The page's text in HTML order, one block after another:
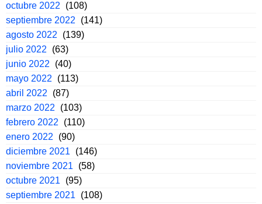
octubre 2022
(108)
septiembre 2022
(141)
agosto 2022
(139)
julio 2022
(63)
junio 2022
(40)
mayo 2022
(113)
abril 2022
(87)
marzo 2022
(103)
febrero 2022
(110)
enero 2022
(90)
diciembre 2021
(146)
noviembre 2021
(58)
octubre 2021
(95)
septiembre 2021
(108)